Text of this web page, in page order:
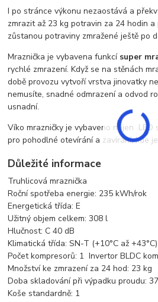
I po stránce výkonu nezaostává a
zmrazit až 23 kg potravin za 24 hodin
zůstanou potraviny zmražené ještě po
Mraznička je vybavena funkcí super
rychlé zmrazení. Když se na stěnách
době provozu vytvoří vrstva jinovatky
nemusíte, snadné odmrazení a odvod
usnadní.
Víko mrazničky je vybaveno nejen LED
pro pohodlné otevírání a zavírání, kde
Důležité informace
Truhlicová mraznička
Roční spotřeba energie: 235 kWh/rok
Energetická třída: E
Užitný objem celkem: 308 l
Hlučnost: C 40 dB
Klimatická třída: SN-T (+10°C až +43°C)
Počet kompresorů: 1 Invertor BLDC
Množství ke zmrazení za 24 hod: 23 kg
Doba skladování při výpadku proudu:
Koše standardně: 1